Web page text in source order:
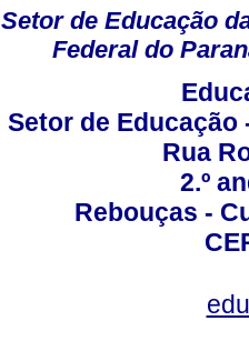
Setor de Educação
Federal do
Setor de Educação
Rua
2.º
Rebouças -